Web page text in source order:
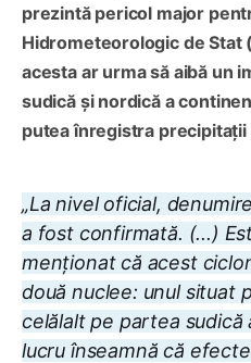
prezintă pericol major
Hidrometeorologic de Stat
acesta ar urma să aibă un
sudică și nordică a
putea înregistra
„La nivel oficial,
a fost confirmată. (...)
menționat că acest
două nuclee: unul situat
celălalt pe partea
lucru înseamnă că